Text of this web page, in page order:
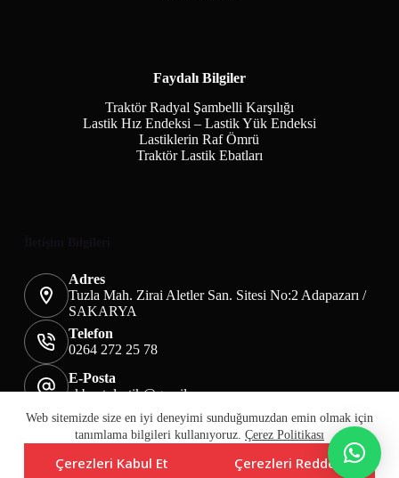
Web sitemizde size en iyi deneyimi sunduğumuzdan emin olmak için
tanımlama bilgileri kullanıyoruz. Çerez Politikası
Çerezleri Kabul Et Çerezleri Reddet
Faydalı Bilgiler
Traktör Radyal Şambelli Karşılığı
Lastik Hız Endeksi – Lastik Yük Endeksi
Lastiklerin Raf Ömrü
Traktör Lastik Ebatları
Adres
Tuzla Mah. Zirai Aletler San. Sitesi No:2 Adapazarı /
SAKARYA
Telefon
0264 272 25 78
E-Posta
akbaotolastik@gmail.com
Mesafeli Satış Sözleşmesi
Teslimat&İade
Üyelik KVKK Sayfası
Çerez Politikası